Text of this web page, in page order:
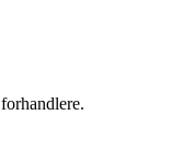
forhandlere.